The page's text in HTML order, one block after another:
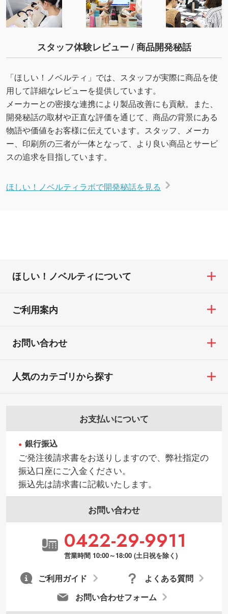
スタッフ体験レビュー / 商品開発秘話
「ほしい！ノベルティ」では、スタッフが実際に商品を使
用して詳細なレビューを提供しています。
メーカーとの密接な連携により製品改善にも貢献。また、
開発秘話の取材や正直な評価を通じて、商品の背景にある
物語や価値をお客様に伝えています。スタッフ、メーカ
ー、印刷所の三者が一体となって、より良い商品とサービ
スの追求を目指しています。
ほしい！ノベルティラボで開発秘話を見る
ほしい！ノベルティについて
ご利用案内
お問い合わせ
お支払いについて
銀行振込
ご発注後請求書をお送りしますので、弊社指定の
振込口座にご入金ください。
振込先は請求書に記載いたします。
お問い合わせ
0422-29-9911
営業時間 10:00～18:00 (土日祝を除く)
お問い合わせフォーム
よくある質問
ご利用ガイド
人気のカテゴリから探す